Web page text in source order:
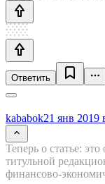
Ответить
kababok21 янв 2019
Теперь о статье:
титульной
финансово-